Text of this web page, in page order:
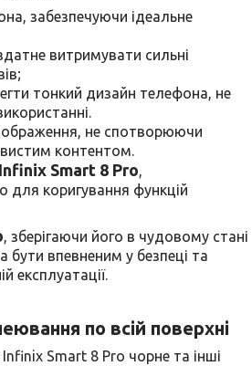
забезпечуючи ідеальне
витримувати сильні
тонкий дизайн телефона, не
зображення, не спотворюючи
контентом.
Infinix Smart 8 Pro,
для коригування функцій
, зберігаючи його в чудовому стані
впевненим у безпеці та
експлуатації.
по всій поверхні
Smart 8 Pro чорне та інші